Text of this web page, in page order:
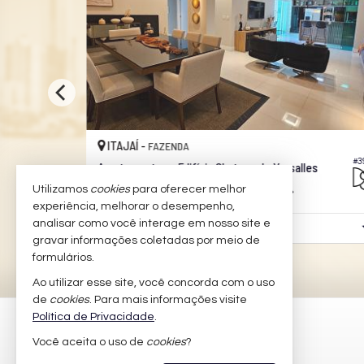
ITAJAÍ -FAZENDA
Apartamento no Edifício Chateau de Versalles
3 2 2 250, 00 177,
R$ 2.950.000, 00
IMOBILIÁRIA DANI SAUCEDO
Utilizamos cookiespara oferecer melhor
experiência, melhorar o desempenho,
analisar como você interage em nosso site e
gravar informações coletadas por meio de
formulários.
Ao utilizar esse site, você concorda com o uso
de cookies. Para mais informações visite
Política de Privacidade.
Você aceita o uso de cookies?